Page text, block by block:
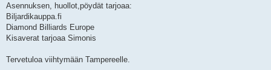
Asennuksen, huollot,pöydät tarjoaa:
Biljardikauppa.fi
Diamond Billiards Europe
Kisaverat tarjoaa Simonis
Tervetuloa viihtymään Tampereelle.